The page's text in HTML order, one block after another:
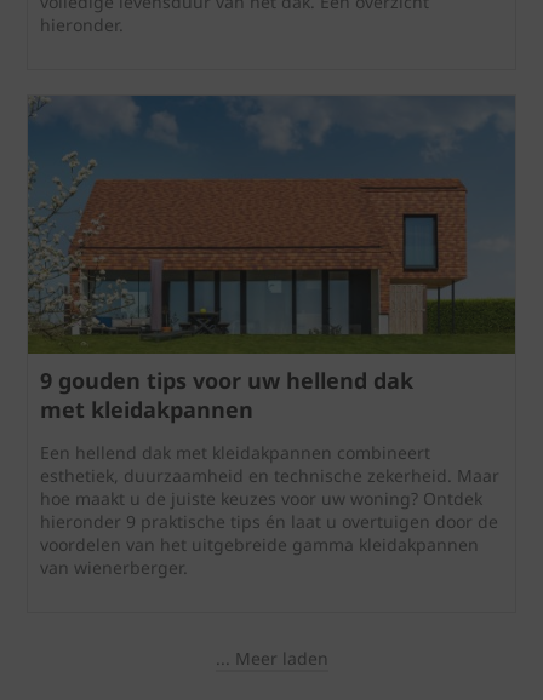
hieronder.
9 gouden tips voor uw hellend dak
met kleidakpannen
Een hellend dak met kleidakpannen combineert
esthetiek, duurzaamheid en technische zekerheid. Maar
hoe maakt u de juiste keuzes voor uw woning? Ontdek
hieronder 9 praktische tips én laat u overtuigen door de
voordelen van het uitgebreide gamma kleidakpannen
van wienerberger.
... Meer laden